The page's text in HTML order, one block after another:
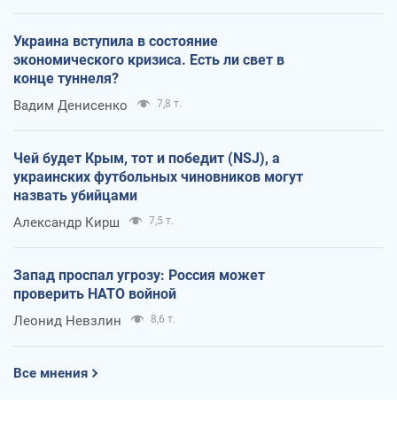
Украина вступила в состояние
экономического кризиса. Есть ли свет в
конце туннеля?
Вадим Денисенко 7,8 т.
Чей будет Крым, тот и победит (NSJ), а
украинских футбольных чиновников могут
назвать убийцами
Александр Кирш 7,5 т.
Запад проспал угрозу: Россия может
проверить НАТО войной
Леонид Невзлин 8,6 т.
Все мнения